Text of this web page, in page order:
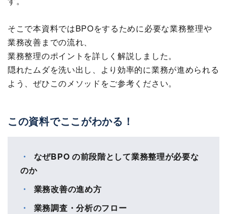
そこで本資料ではBPOをするために必要な業務整理や
業務改善までの流れ、
業務整理のポイントを詳しく解説しました。
隠れたムダを洗い出し、より効率的に業務が進められる
よう、ぜひこのメソッドをご参考ください。
この資料でここがわかる！
なぜBPO の前段階として業務整理が必要な
のか
業務改善の進め方
業務調査・分析のフロー